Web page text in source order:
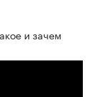
и зачем